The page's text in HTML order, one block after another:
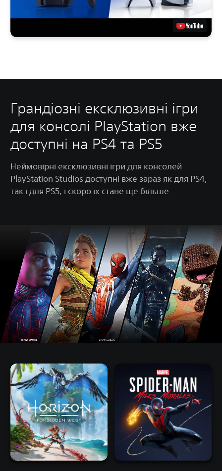
Грандіозні ексклюзивні ігри
для консолі PlayStation вже
доступні на PS4 та PS5
Неймовірні ексклюзивні ігри для консолей
PlayStation Studios доступні вже зараз як для PS4,
так і для PS5, і скоро їх стане ще більше.